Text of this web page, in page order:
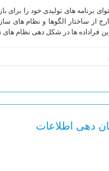
برنامه های تولیدی خود را برای
از ساختار الگوها و نظام های
این فراداده ها در شکل دهی نظام
دهی اطلاعات